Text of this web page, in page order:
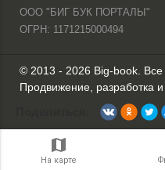
На карте
ООО "БИГ БУК ПОРТАЛЫ"
ОГРН: 1171215000494
© 2013 - 2026 Big-book.
Продвижение, разработка